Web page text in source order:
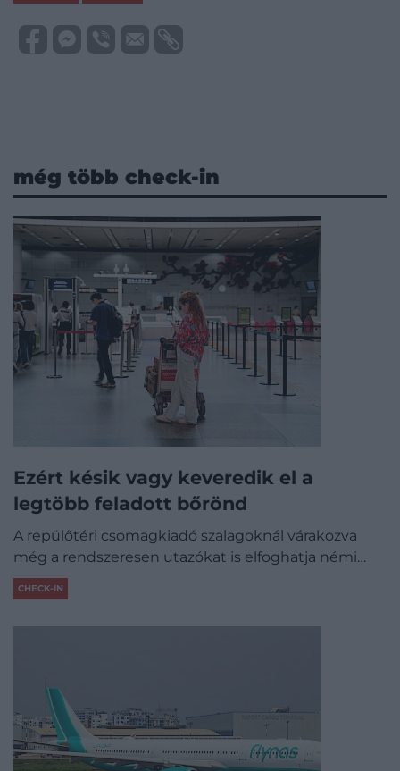
még több check-in
Ezért késik vagy keveredik el a
legtöbb feladott bőrönd
A repülőtéri csomagkiadó szalagoknál várakozva
még a rendszeresen utazókat is elfoghatja némi…
CHECK-IN